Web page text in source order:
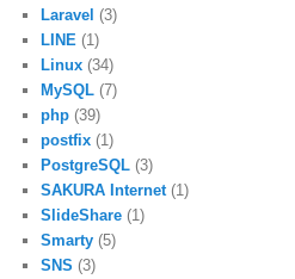
Laravel (3)
LINE (1)
Linux (34)
MySQL (7)
php (39)
postfix (1)
PostgreSQL (3)
SAKURA Internet (1)
SlideShare (1)
Smarty (5)
SNS (3)